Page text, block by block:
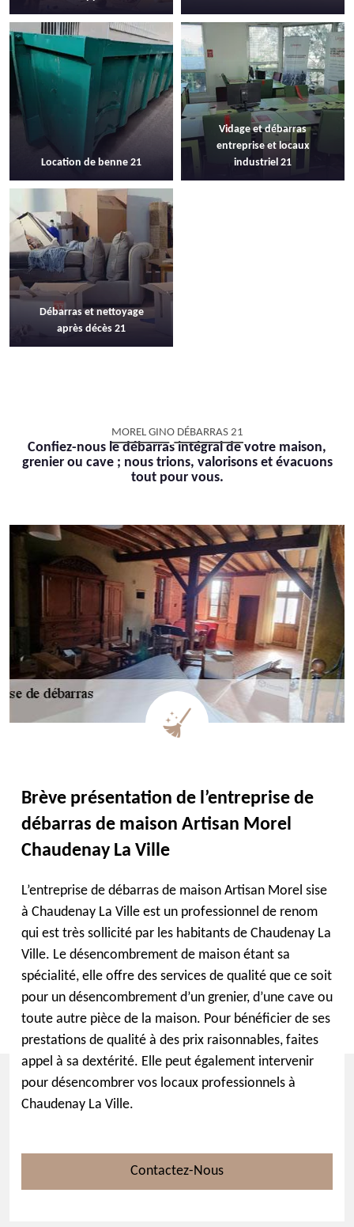
Location de benne 21
Vidage et débarras
entreprise et locaux
industriel 21
Débarras et nettoyage
après décès 21
MOREL GINO DÉBARRAS 21
Confiez-nous le débarras intégral de votre maison,
grenier ou cave ; nous trions, valorisons et évacuons
tout pour vous.
Brève présentation de l’entreprise de
débarras de maison Artisan Morel
Chaudenay La Ville
L’entreprise de débarras de maison Artisan Morel sise
à Chaudenay La Ville est un professionnel de renom
qui est très sollicité par les habitants de Chaudenay La
Ville. Le désencombrement de maison étant sa
spécialité, elle offre des services de qualité que ce soit
pour un désencombrement d’un grenier, d’une cave ou
toute autre pièce de la maison. Pour bénéficier de ses
prestations de qualité à des prix raisonnables, faites
appel à sa dextérité. Elle peut également intervenir
pour désencombrer vos locaux professionnels à
Chaudenay La Ville.
Contactez-Nous